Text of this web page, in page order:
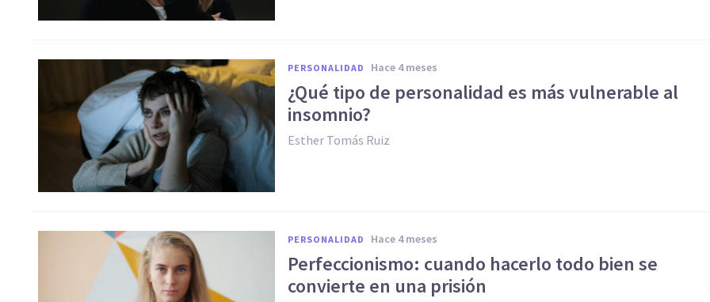
PERSONALIDAD hace 4 meses
¿Qué tipo de personalidad es más vulnerable al
insomnio?
Esther Tomás Ruiz
PERSONALIDAD hace 4 meses
Perfeccionismo: cuando hacerlo todo bien se
convierte en una prisión